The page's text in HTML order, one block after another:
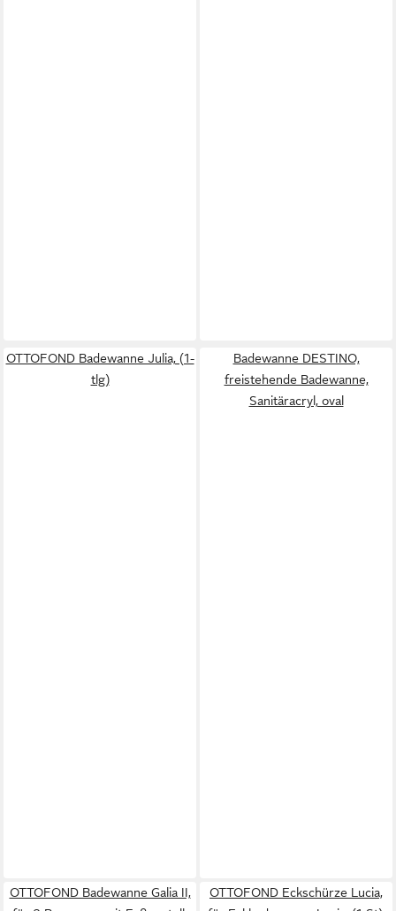
OTTOFOND Badewanne Julia, (1-
tlg)
Badewanne DESTINO,
freistehende Badewanne,
Sanitäracryl, oval
OTTOFOND Badewanne Galia II,
OTTOFOND Eckschürze Lucia,